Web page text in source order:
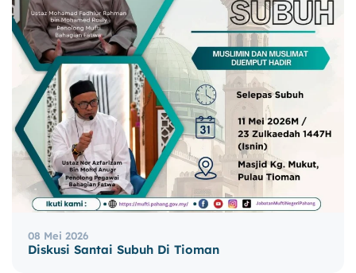
08 Mei 2026
Diskusi Santai Subuh Di Tioman